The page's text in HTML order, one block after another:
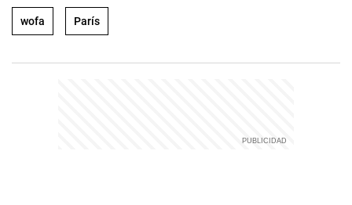
wofa París